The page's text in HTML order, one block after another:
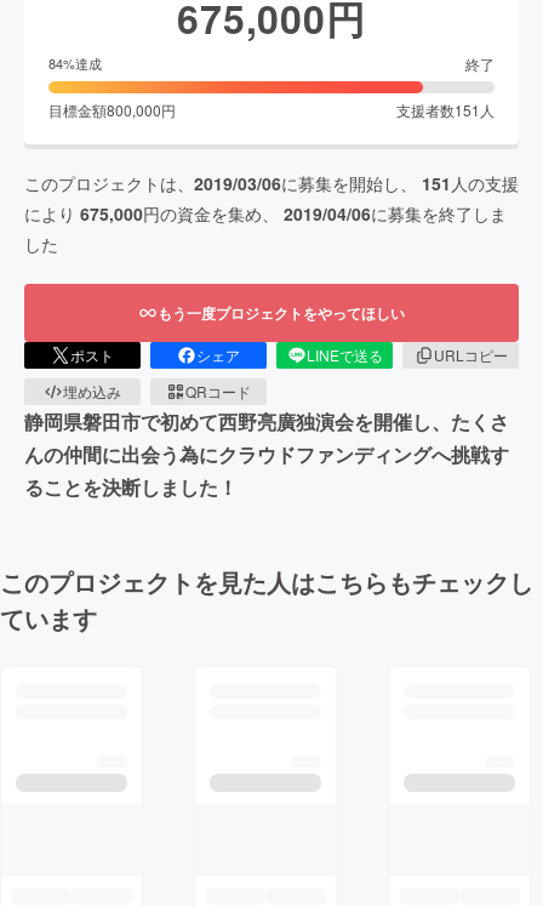
675,000円
84%達成 終了
目標金額800,000円 支援者数151 人
このプロジェクトは、 2019/03/06に募集を開始し、 151 人の支援
により 675,000円の資金を集め、 2019/04/06に募集を終了しま
した
もう一度プロジェクトをやってほしい
ポスト シェア LINEで送る
URLコピー
埋め込み
QRコード
静岡県磐田市で初めて西野亮廣独演会を開催し、たくさ
んの仲間に出会う為にクラウドファンディングへ挑戦す
ることを決断しました！
このプロジェクトを見た人はこちらもチェックし
ています